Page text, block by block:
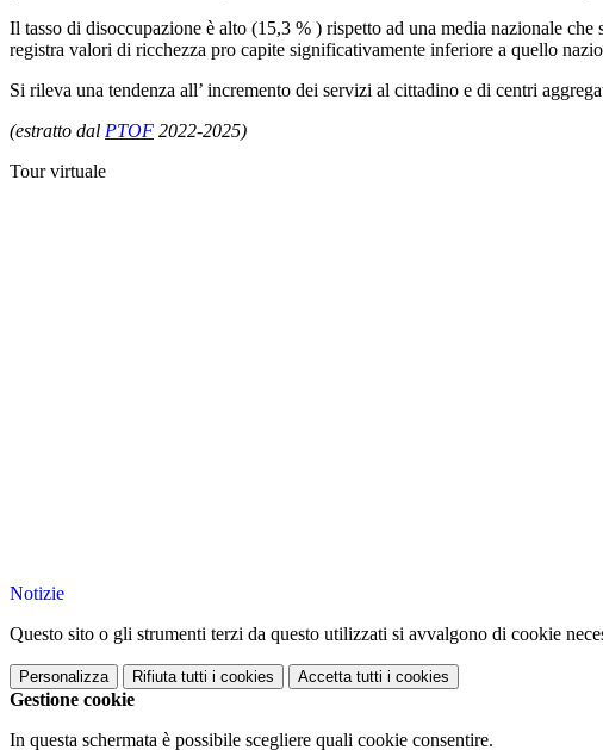
Il tasso di disoccupazione è alto (15,3 % ) rispetto ad una media nazionale
registra valori di ricchezza pro capite significativamente inferiore a quello
Si rileva una tendenza all’ incremento dei servizi al cittadino e di centri
(estratto dal PTOF 2022-2025)
Tour virtuale
Notizie
Questo sito o gli strumenti terzi da questo utilizzati si avvalgono di cookie
Personalizza Rifiuta tutti i cookies Accetta tutti i cookies
Gestione cookie
In questa schermata è possibile scegliere quali cookie consentire.